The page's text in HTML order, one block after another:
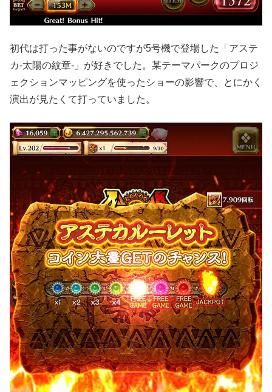
初代は打った事がないのですが5号機で登場した「アステ
カ-太陽の紋章-」が好きでした。某テーマパークのプロジ
ェクションマッピングを使ったショーの影響で、とにかく
演出が見たくて打っていました。